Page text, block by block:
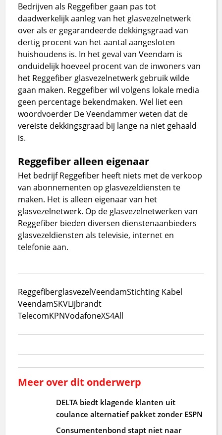
Bedrijven als Reggefiber gaan pas tot
daadwerkelijk aanleg van het glasvezelnetwerk
over als er gegarandeerde dekkingsgraad van
dertig procent van het aantal aangesloten
huishoudens is. In het geval van Veendam is
onduidelijk hoeveel procent van de inwoners van
het Reggefiber glasvezelnetwerk gebruik wilde
gaan maken. Reggefiber wil volgens lokale media
geen percentage bekendmaken. Wel liet een
woordvoerder De Veendammer weten dat de
vereiste dekkingsgraad bij lange na niet gehaald
is.
Reggefiber alleen eigenaar
Het bedrijf Reggefiber heeft niets met de verkoop
van abonnementen op glasvezeldiensten te
maken. Het is alleen eigenaar van het
glasvezelnetwerk. Op de glasvezelnetwerken van
Reggefiber bieden diversen dienstenaanbieders
glasvezeldiensten als televisie, internet en
telefonie aan.
ReggefiberglasvezelVeendamStichting Kabel
VeendamSKVLijbrandt
TelecomKPNVodafoneXS4All
Meer over dit onderwerp
DELTA biedt klagende klanten uit
coulance alternatief pakket zonder ESPN
Consumentenbond stapt niet naar